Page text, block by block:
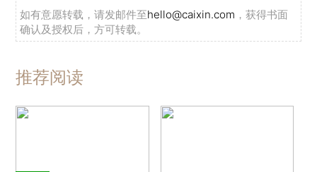
如有意愿转载，请发邮件至hello@caixin.com ，获得书面
确认及授权后，方可转载。
推荐阅读